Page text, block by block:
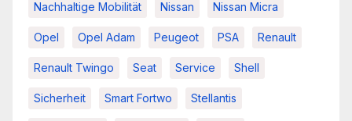
Nachhaltige Mobilität Nissan Nissan Micra
Opel Opel Adam Peugeot PSA Renault
Renault Twingo Seat Service Shell
Sicherheit Smart Fortwo Stellantis